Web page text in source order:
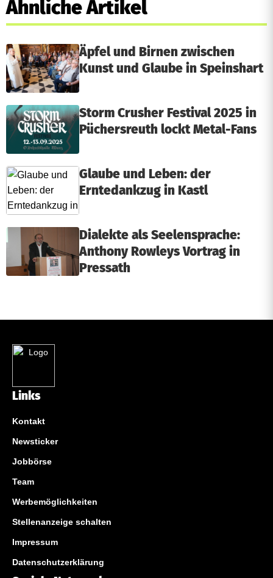
Ähnliche Artikel
Äpfel und Birnen zwischen
Kunst und Glaube in Speinshart
Storm Crusher Festival 2025 in
Püchersreuth lockt Metal-Fans
Glaube und Leben: der
Erntedankzug in Kastl
Dialekte als Seelensprache:
Anthony Rowleys Vortrag in
Pressath
Links
Kontakt
Newsticker
Jobbörse
Team
Werbemöglichkeiten
Stellenanzeige schalten
Impressum
Datenschutzerklärung